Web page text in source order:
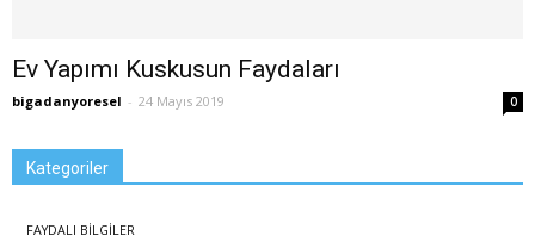
Ev Yapımı Kuskusun Faydaları
bigadanyoresel - 24 Mayıs 2019 0
Kategoriler
FAYDALI BİLGİLER